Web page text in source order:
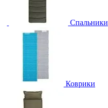
Спальники
Коврики